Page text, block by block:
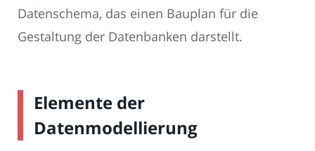
Datenschema, das einen Bauplan für die
Gestaltung der Datenbanken darstellt.
Elemente der
Datenmodellierung